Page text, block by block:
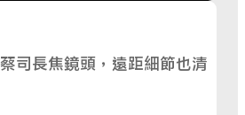
蔡司長焦鏡頭，遠距細節也清